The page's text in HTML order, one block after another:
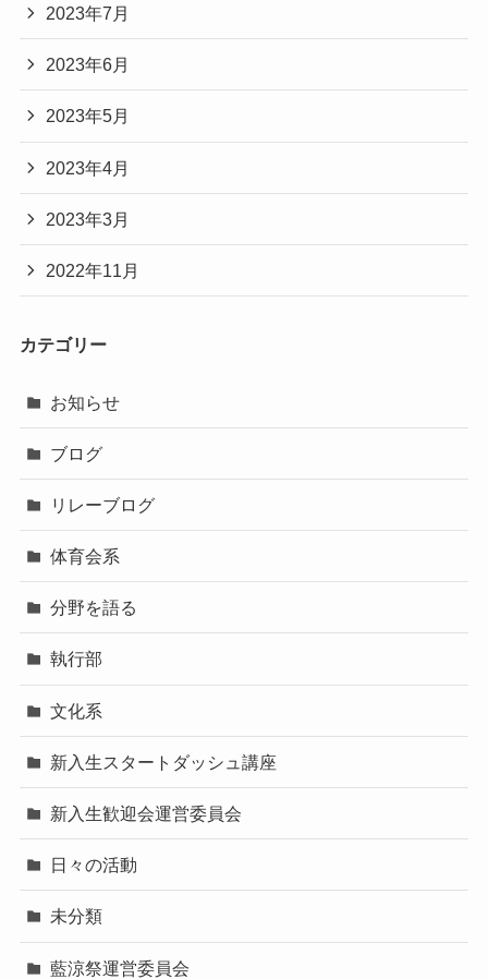
2023年7月
2023年6月
2023年5月
2023年4月
2023年3月
2022年11月
カテゴリー
お知らせ
ブログ
リレーブログ
体育会系
分野を語る
執行部
文化系
新入生スタートダッシュ講座
新入生歓迎会運営委員会
日々の活動
未分類
藍涼祭運営委員会